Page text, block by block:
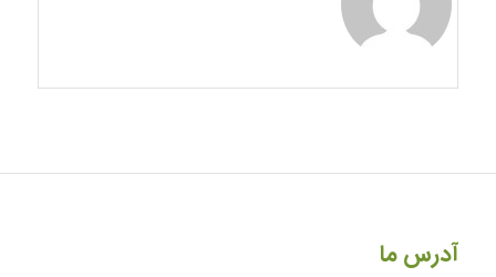
آدرس ما